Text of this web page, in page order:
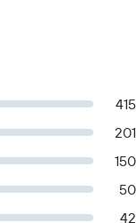
415
201
150
50
42